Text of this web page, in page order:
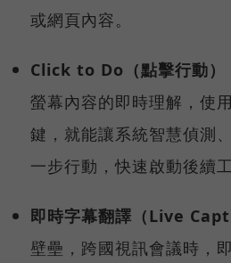
或網頁內容。
Click to Do（點擊行動）
螢幕內容的即時理解，使
鍵，就能讓系統智慧偵測
一步行動，快速啟動後續
即時字幕翻譯（Live
壁壘，跨國視訊會議時，